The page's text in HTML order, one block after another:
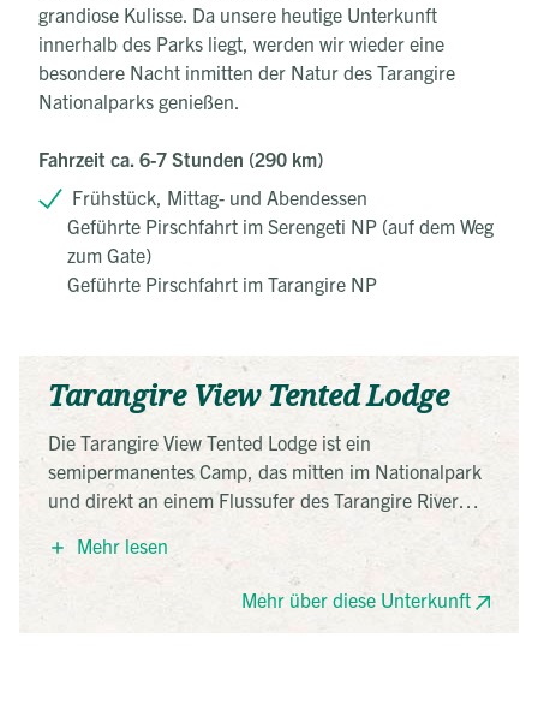
grandiose Kulisse. Da unsere heutige Unterkunft
innerhalb des Parks liegt, werden wir wieder eine
besondere Nacht inmitten der Natur des Tarangire
Nationalparks genießen.
Fahrzeit ca. 6-7 Stunden (290 km)
Frühstück, Mittag- und Abendessen
Geführte Pirschfahrt im Serengeti NP (auf dem Weg
zum Gate)
Geführte Pirschfahrt im Tarangire NP
Tarangire View Tented Lodge
Die Tarangire View Tented Lodge ist ein
semipermanentes Camp, das mitten im Nationalpark
und direkt an einem Flussufer des Tarangire River
gelegen ist. Semipermanent ist es deshalb, weil es in
der Regenzeit im April und Mai abgebaut wird. Im
Schatten der großen Akazien und Leberwurstbäume
bietet es sechs geräumige und komfortabel
Mehr lesen
Mehr über diese Unterkunft